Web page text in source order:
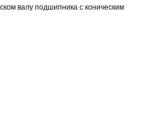
валу подшипника с коническим